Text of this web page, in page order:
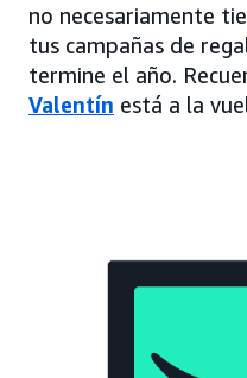
no necesariamente
tus campañas de
termine el año.
Valentín está a la